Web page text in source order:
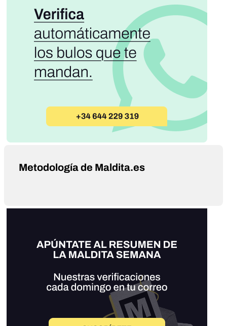
Metodología de Maldita.es